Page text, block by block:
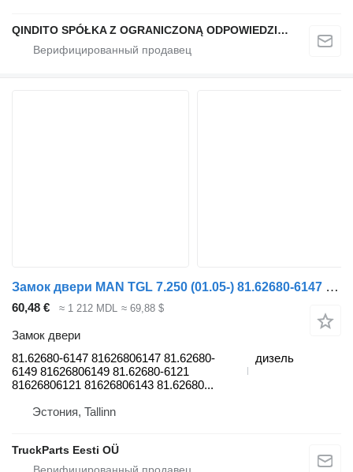
QINDITO SPÓŁKA Z OGRANICZONĄ ODPOWIEDZIALNOŚCIĄ
Замок двери MAN TGL 7.250 (01.05-) 81.62680-6147 для тягача MAN TGL, TGM, TGS, TGX (2005-2021)
60,48 € ≈ 1 212 MDL ≈ 69,88 $
Замок двери
81.62680-6147 81626806147 81.62680-
6149 81626806149 81.62680-6121
81626806121 81626806143 81.62680...
дизель
Эстония, Tallinn
TruckParts Eesti OÜ